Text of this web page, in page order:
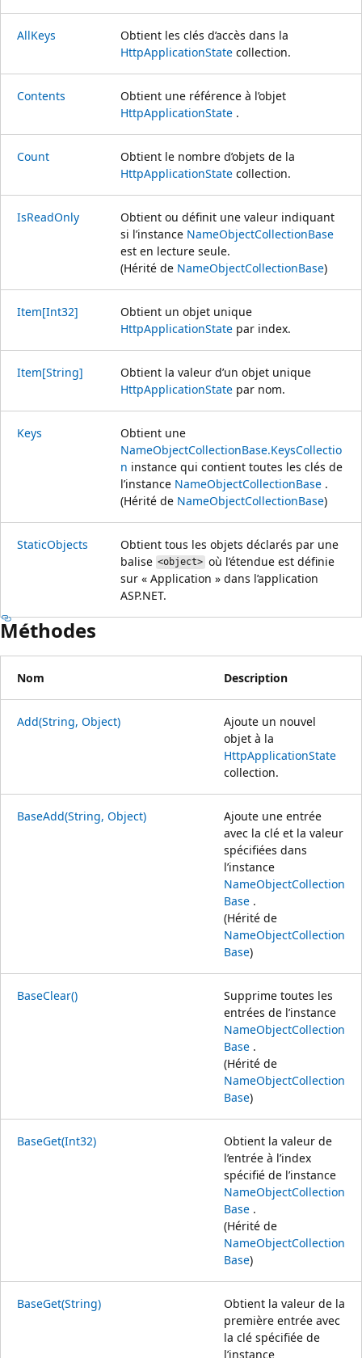
AllKeys
Obtient les clés d’accès dans la
HttpApplicationState collection.
Contents
Obtient une référence à l’objet
HttpApplicationState .
Count
Obtient le nombre d’objets de la
HttpApplicationState collection.
IsReadOnly
Obtient ou définit une valeur indiquant
si l’instance NameObjectCollectionBase
est en lecture seule.
(Hérité de NameObjectCollectionBase)
Item[Int32]
Obtient un objet unique
HttpApplicationState par index.
Item[String]
Obtient la valeur d’un objet unique
HttpApplicationState par nom.
Keys
Obtient une
NameObjectCollectionBase.KeysCollectio
n instance qui contient toutes les clés de
l’instance NameObjectCollectionBase .
(Hérité de NameObjectCollectionBase)
StaticObjects
Obtient tous les objets déclarés par une
balise <object> où l’étendue est définie
sur « Application » dans l’application
ASP.NET.
Méthodes
Nom Description
Add(String, Object)
Ajoute un nouvel
objet à la
HttpApplicationState
collection.
BaseAdd(String, Object)
Ajoute une entrée
avec la clé et la valeur
spécifiées dans
l’instance
NameObjectCollection
Base .
(Hérité de
NameObjectCollection
Base)
BaseClear()
Supprime toutes les
entrées de l’instance
NameObjectCollection
Base .
(Hérité de
NameObjectCollection
Base)
BaseGet(Int32)
Obtient la valeur de
l’entrée à l’index
spécifié de l’instance
NameObjectCollection
Base .
(Hérité de
NameObjectCollection
Base)
BaseGet(String)
Obtient la valeur de la
première entrée avec
la clé spécifiée de
l’instance